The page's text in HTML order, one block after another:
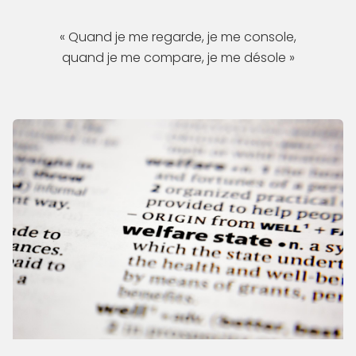
« Quand je me regarde, je me console,
quand je me compare, je me désole »